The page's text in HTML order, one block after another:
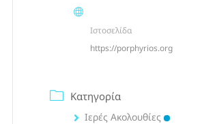
Ιστοσελίδα
https://porphyrios.org
Κατηγορία
Ιερές Ακολουθίες